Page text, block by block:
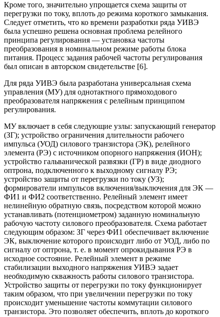
Кроме того, значительно упрощается схема защиты от
перегрузки по току, вплоть до режима короткого замыкания.
Следует отметить, что ко времени разработки ряда УИВЭ
была успешно решена основная проблема релейного
принципа регулирования — установка частоты
преобразования в номинальном режиме работы блока
питания. Процесс задания рабочей частоты регулирования
был описан в авторском свидетельстве [6].
Для ряда УИВЭ была разработана универсальная схема
управления (МУ) для однотактного прямоходового
преобразователя напряжения с релейным принципом
регулирования.
МУ включает в себя следующие узлы: запускающий генератор
(ЗГ); устройство ограничения длительности рабочего
импульса (УОД) силового транзистора (ЭК), релейного
элемента (РЭ) с источником опорного напряжения (ИОН);
устройство гальванической развязки (ГР) в виде диодного
оптрона, подключенного к выходному сигналу РЭ;
устройство защиты от перегрузки по току (УЗ);
формирователи импульсов включения/выключения для ЭК —
ФИ1 и ФИ2 соответственно. Релейный элемент имеет
нелинейную обратную связь, посредством которой можно
устанавливать (потенциометром) заданную номинальную
рабочую частоту силового преобразователя. Схема работает
следующим образом: ЗГ через ФИ1 обеспечивает включение
ЭК, выключение которого происходит либо от УОД, либо по
сигналу от оптрона, т. е. в момент опрокидывания РЭ в
исходное состояние. Релейный элемент в режиме
стабилизации выходного напряжения УИВЭ задает
необходимую скважность работы силового транзистора.
Устройство защиты от перегрузки по току функционирует
таким образом, что при увеличении перегрузки по току
происходит уменьшение частоты коммутации силового
транзистора. Это позволяет обеспечить, вплоть до короткого